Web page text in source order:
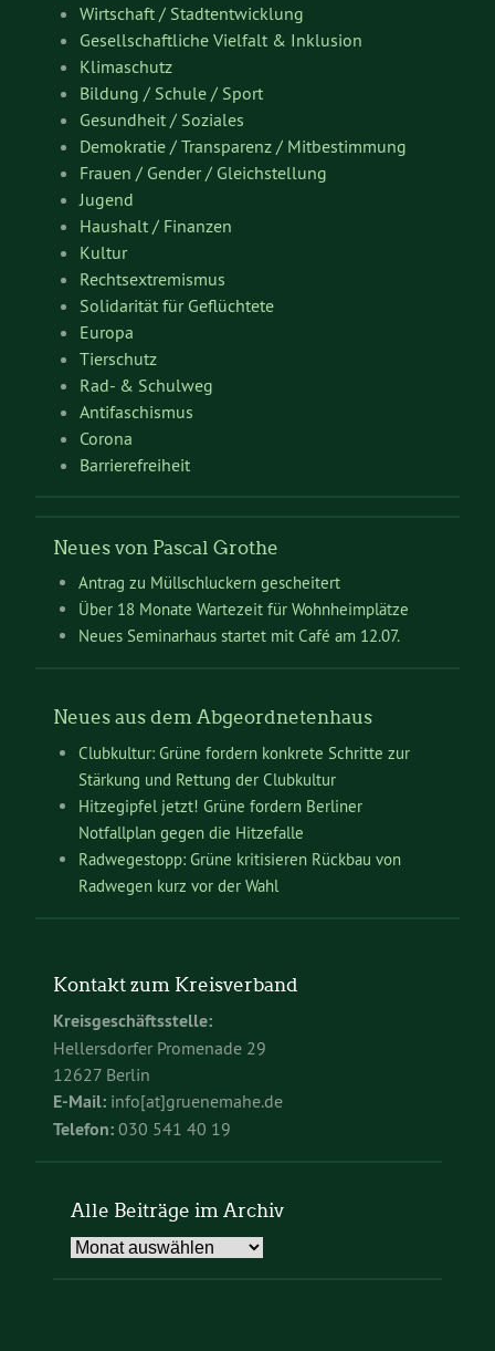
Wirtschaft / Stadtentwicklung
Gesellschaftliche Vielfalt & Inklusion
Klimaschutz
Bildung / Schule / Sport
Gesundheit / Soziales
Demokratie / Transparenz / Mitbestimmung
Frauen / Gender / Gleichstellung
Jugend
Haushalt / Finanzen
Kultur
Rechtsextremismus
Solidarität für Geflüchtete
Europa
Tierschutz
Rad- & Schulweg
Antifaschismus
Corona
Barrierefreiheit
Neues von Pascal Grothe
Antrag zu Müllschluckern gescheitert
Über 18 Monate Wartezeit für Wohnheimplätze
Neues Seminarhaus startet mit Café am 12.07.
Neues aus dem Abgeordnetenhaus
Clubkultur: Grüne fordern konkrete Schritte zur
Stärkung und Rettung der Clubkultur
Hitzegipfel jetzt! Grüne fordern Berliner
Notfallplan gegen die Hitzefalle
Radwegestopp: Grüne kritisieren Rückbau von
Radwegen kurz vor der Wahl
Kontakt zum Kreisverband
Kreisgeschäftsstelle:
Hellersdorfer Promenade 29
12627 Berlin
E-Mail: info[at]gruenemahe.de
Telefon: 030 541 40 19
Alle Beiträge im Archiv
Alle